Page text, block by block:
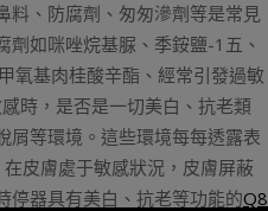
料、防腐劑、匆匆滲劑等是常見
如咪唑烷基脲、季銨鹽-1五、
氧基肉桂酸辛酯、經常引發過敏
時，是否是一切美白、抗老類
屑等環境。這些環境每每透露表
皮膚處于敏感狀況，皮膚屏蔽
停器具有美白、抗老等功能的Q8